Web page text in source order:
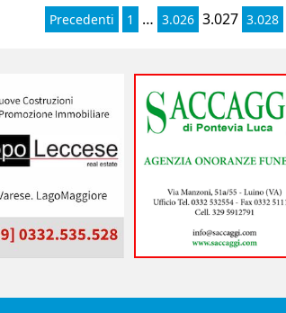
Precedenti 1 … 3.026 3.027 3.028